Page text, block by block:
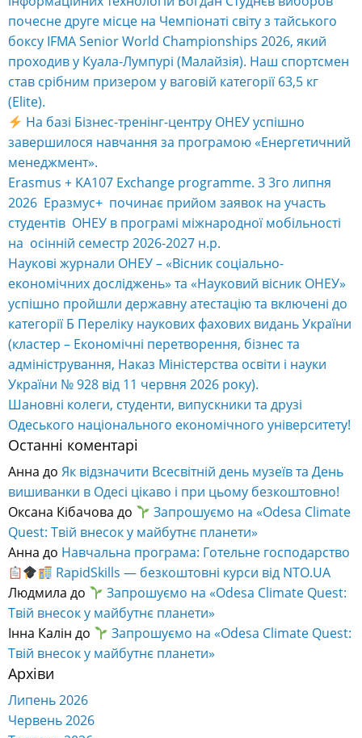
браузері для моїх подальших коментарів.
Цей сайт захищений reCAPTCHA і застосовуються
Політика конфіденційності таУмови обслуговування
Google.
Alternative:
Недавні записи
Студент Факультету менеджменту, обліку та
інформаційних технологій Богдан Студнєв виборов
почесне друге місце на Чемпіонаті світу з тайського
боксу IFMA Senior World Championships 2026, який
проходив у Куала-Лумпурі (Малайзія). Наш спортсмен
став срібним призером у ваговій категорії 63,5 кг
(Elite).
На базі Бізнес-тренінг-центру ОНЕУ успішно
завершилося навчання за програмою «Енергетичний
менеджмент».
Erasmus + KA107 Exchange programme. З 3го липня
2026 Еразмус+ починає прийом заявок на участь
студентів ОНЕУ в програмі міжнародної мобільності
на осінній семестр 2026-2027 н.р.
Наукові журнали ОНЕУ – «Вісник соціально-
економічних досліджень» та «Науковий вісник ОНЕУ»
успішно пройшли державну атестацію та включені до
категорії Б Переліку наукових фахових видань України
(кластер – Економічні перетворення, бізнес та
адміністрування, Наказ Міністерства освіти і науки
України № 928 від 11 червня 2026 року).
Шановні колеги, студенти, випускники та друзі
Одеського національного економічного університету!
Останні коментарі
Анна
вишиванки в Одесі цікаво і при цьому безкоштовно!
Оксана Кібачова